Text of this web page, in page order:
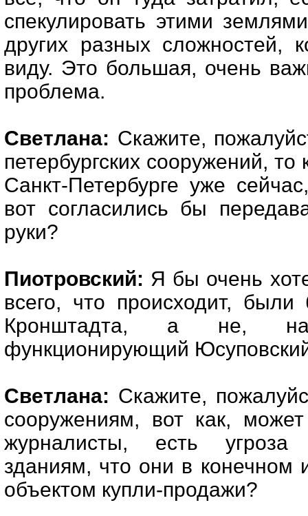
спекулировать этими
других разных сложностей,
виду. Это большая, очень
проблема.
Светлана: Скажите,
петербургских сооружений,
Санкт-Петербурге уже
вот согласились бы
руки?
Пиотровский: Я бы очень
всего, что происходит,
Кронштадта, а не,
функционирующий
Светлана: Скажите,
сооружениям, вот как,
журналисты, есть
зданиям, что они в конечном
объектом купли-продажи?